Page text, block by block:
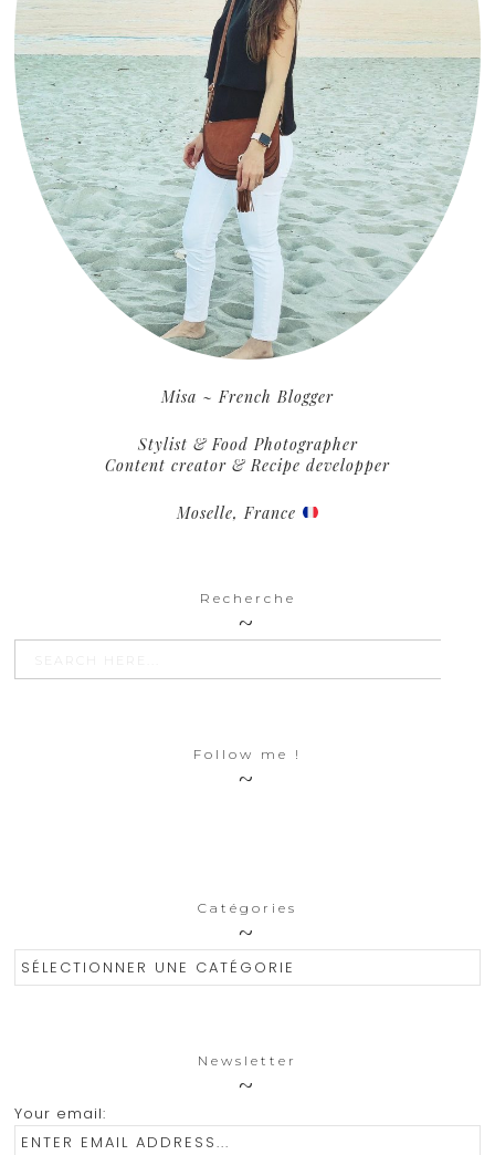
Misa ~ French Blogger
Stylist & Food Photographer
Content creator & Recipe developper
Moselle, France
Recherche
Search SEARCH
Follow me !
Catégories
Catégories
Newsletter
Your email: